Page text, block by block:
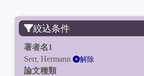
絞込条件
著者名1
Serr, Hermann
解除
論文種類